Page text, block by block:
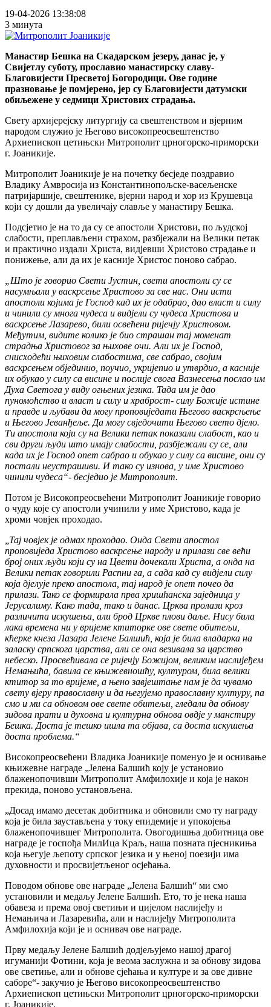
19-04-2026 13:38:08
3 минута
Манастир Бешка на Скадарском језеру, данас је, у
Свијетлу суботу, прославио манастирску славу-
Благовијести Пресветој Богородици. Ове године
празновање је помјерено, јер су Благовијести датумски
обиљежене у седмици Христових страдања.
Свету архијерејску литургију са свештенством и вјерним
народом служио је Његово високопреосвештенство
Архиепископ цетињски Митрополит црногорско-приморски
г. Јоаникије.
Митрополит Јоаникије је на почетку бесједе поздравио
Владику Амвросија из Константинопољске-васељенске
патријаршије, свештенике, вјерни народ и хор из Крушевца
који су дошли да увеличају славље у манастиру Бешка.
Подсјетио је на то да су се апостоли Христови, по људској
слабости, преплављени страхом, разбјежали на Велики петак
и практично издали Христа, видјевши Христово страдање и
понижење, али да их је касније Христос поново сабрао.
„Што је говорио Свети Јустин, свети апостоли су се
насумњали у васкрсење Христово за све нас. Они исти
апостоли којима је Господ кад их је одабрао, дао власт и силу
и чинили су многа чудеса и видјели су чудеса Христова и
васкрсење Лазарево, били освећени ријечју Христовом.
Међутим, видите колико је био страшан тај моменат
страдња Христовог за њихове очи. Али их је Господ,
снисходећи њиховим слабостима, све сабрао, својим
васкрсењем објединио, поучио, укријепио и утврдио, а касније
их обукао у силу са висине и послије свога Вазнесења послао им
Духа Светога у виду огњених језика. Тада им је дао
пуномоћство и власт и силу и храброст- силу Божије истине
и правде и љубави да могу проповиједати Његово васкрсњење
и Његово Јеванђеље. Да могу свједочити Његово свето дјело.
Ти апостоли који су на Велики петак показали слабост, као и
сви други људи што имају слабости, разбјежали су се, али
када их је Господ опет сабрао и обукао у силу са висине, они су
постали неустрашиви. И тако су изнова, у име Христово
чинили чудеса“- бесједио је Митрополит.
Потом је Високопреосвећени Митрополит Јоаникије говорио
о чуду које су апостоли учинили у име Христово, када је
хроми човјек проходао.
„Тај човјек је одмах проходао. Онда Свети апостол
проповиједа Христово васкрсење народу и прилази све већи
број оних људи који су на Цвети дочекали Христа, а онда на
Велики петак говорили Распни га, а сада кад су видјели силу
која дјелује преко апостола, тај народ је опет почео да
прилази. Тако се формирала прва хришћанска заједница у
Јерусалиму. Како тада, тако и данас. Црква пролази кроз
различита искушења, али брод Цркве плови даље. Нису била
лака времена ни у вријеме ктиторке ове свете обитељи,
кћерке кнеза Лазара Јелене Балшић, која је била владарка на
заласку српскога царства, али се она везивала за царство
небеско. Просвећивала се ријечју Божијом, великим наслијеђем
Немањића, бавила се књижевношћу, културом, била велики
ктитор за то вријеме, а њено завјештање нам је да чувамо
свету вјеру православну и да његујемо православну културу, па
смо и ми са обновом ове свете обитељи, гледали да обнову
зидова прати и духовна и културна обнова овдје у манстиру
Бешка. Доста је тешко ишла та објава, са доста искушења
доста проблема.“
Високопреосвећени Владика Јоаникије поменуо је и оснивање
књижевне награде „Јелена Балшић коју је установио
блаженопочивши Митрополит Амфилохије и која је након
прекида, поново установљена.
„Досад имамо десетак добитника и обновили смо ту награду
која је била заустављена у току епидемије и упокојења
блаженопочившег Митрополита. Овогодишња добитница ове
награде је госпођа МилИца Краљ, наша позната пјесникиња
која његује љепоту српског језика и у њеној поезији има
духовности и просвијетљеног осјећања.
Поводом обнове ове награде „Јелена Балшић“ ми смо
установили и медаљу Јелене Балшић. Ето, то је нека наша
обавеза и према овој светињи и цијелом наслијеђу и
Немањича и Лазаревића, али и наслијеђу Митрополита
Амфилохија који је и оснивач ове награде.
Прву медаљу Јелене Балшић додјељујемо нашој драгој
игуманији Фотини, која је веома заслужна и за обнову зидова
ове светиње, али и обнове сјећања и културе и за ове дивне
саборе“- закучио је Његово високопреосвештенство
Архиепископ цетињски Митрополит црногорско-приморски
г. Јоаникије.